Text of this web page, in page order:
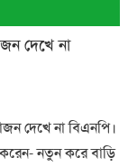
দেখে না
দেখে না বিএনপি।
নতুন করে বাড়ি